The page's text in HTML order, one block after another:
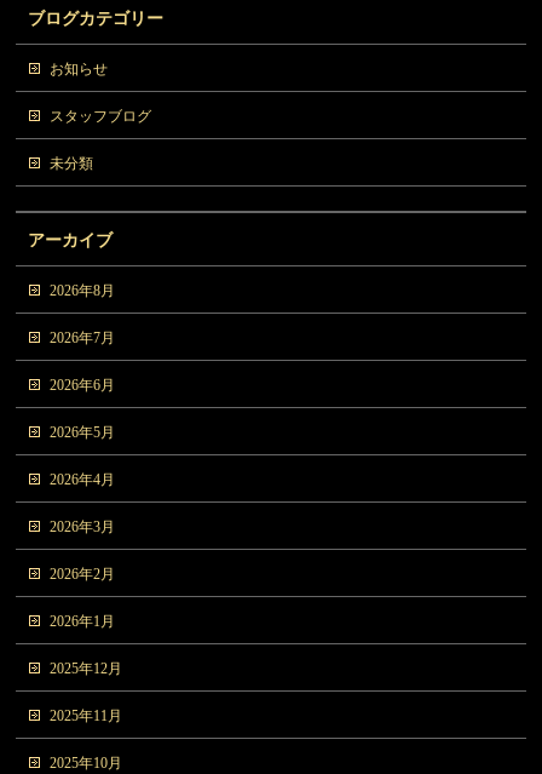
ブログカテゴリー
お知らせ
スタッフブログ
未分類
アーカイブ
2026年8月
2026年7月
2026年6月
2026年5月
2026年4月
2026年3月
2026年2月
2026年1月
2025年12月
2025年11月
2025年10月